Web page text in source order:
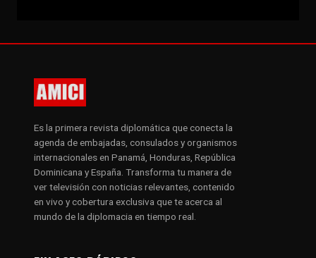
Es la primera revista diplomática que conecta la
agenda de embajadas, consulados y organismos
internacionales en Panamá, Honduras, República
Dominicana y España. Transforma tu manera de
ver televisión con noticias relevantes, contenido
en vivo y cobertura exclusiva que te acerca al
mundo de la diplomacia en tiempo real.